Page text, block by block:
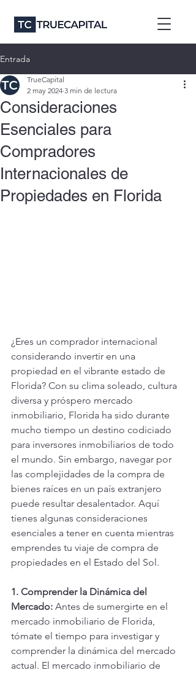
Entrada
Consideraciones
Esenciales para
Compradores
Internacionales de
Propiedades en Florida
TrueCapital
2 may 2024 3 min de lectura
¿Eres un comprador internacional
considerando invertir en una
propiedad en el vibrante estado de
Florida? Con su clima soleado, cultura
diversa y próspero mercado
inmobiliario, Florida ha sido durante
mucho tiempo un destino codiciado
para inversores inmobiliarios de todo
el mundo. Sin embargo, navegar por
las complejidades de la compra de
bienes raíces en un país extranjero
puede resultar desalentador. Aquí
tienes algunas consideraciones
esenciales a tener en cuenta mientras
emprendes tu viaje de compra de
propiedades en el Estado del Sol.
1. Comprender la Dinámica del
Mercado: Antes de sumergirte en el
mercado inmobiliario de Florida,
tómate el tiempo para investigar y
comprender la dinámica del mercado
actual. El mercado inmobiliario de